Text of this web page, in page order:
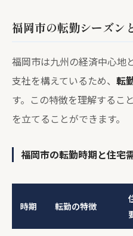
福岡市の転勤シーズン
福岡市は九州の経済中心地
支社を構えているため、 転
す。この特徴を理解するこ
を立てることができます。
福岡市の転勤時期と住宅
時期 転勤の特徴